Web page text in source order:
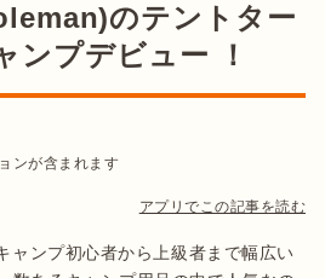
のテントター
ンプデビュー ！
ンが含まれます
アプリでこの記事を読む
ャンプ初心者から上級者まで幅広い